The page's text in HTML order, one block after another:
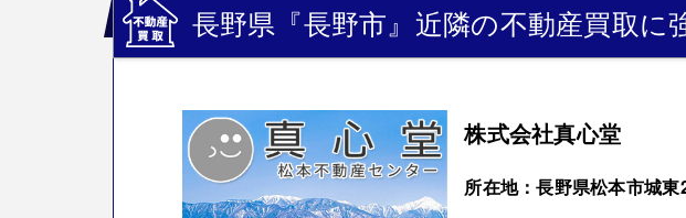
長野県『長野市』近隣の不動産買取に
株式会社真心堂
所在地：長野県松本市城東